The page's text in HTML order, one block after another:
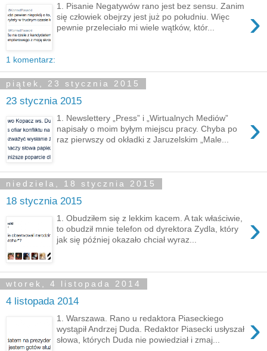
›
1. Pisanie Negatywów rano jest bez sensu. Zanim
się człowiek obejrzy jest już po południu. Więc
pewnie przeleciało mi wiele wątków, któr...
1 komentarz:
piątek, 23 stycznia 2015
23 stycznia 2015
›
1. Newslettery „Press” i „Wirtualnych Mediów”
napisały o moim byłym miejscu pracy. Chyba po
raz pierwszy od okładki z Jaruzelskim „Male...
niedziela, 18 stycznia 2015
18 stycznia 2015
›
1. Obudziłem się z lekkim kacem. A tak właściwie,
to obudził mnie telefon od dyrektora Zydla, który
jak się później okazało chciał wyraz...
wtorek, 4 listopada 2014
4 listopada 2014
›
1. Warszawa. Rano u redaktora Piaseckiego
wystąpił Andrzej Duda. Redaktor Piasecki usłyszał
słowa, których Duda nie powiedział i zmaj...